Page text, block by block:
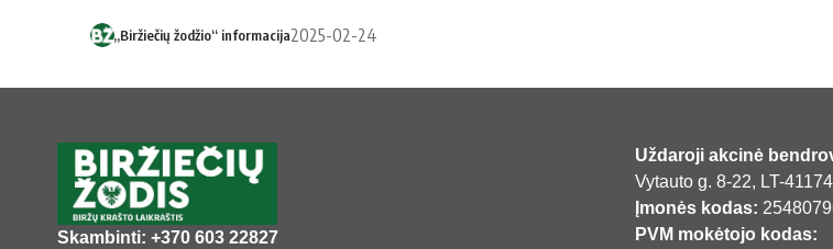
„Biržiečių žodžio“ informacija2025-02-24
Skambinti: +370 603 22827
Uždaroji akcinė
Vytauto g. 8-22, LT-
Įmonės kodas:
PVM mokėtojo kodas: